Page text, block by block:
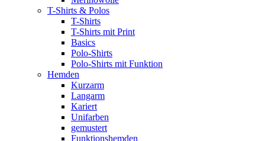
T-Shirts & Polos
T-Shirts
T-Shirts mit Print
Basics
Polo-Shirts
Polo-Shirts mit Funktion
Hemden
Kurzarm
Langarm
Kariert
Unifarben
gemustert
Funktionshemden